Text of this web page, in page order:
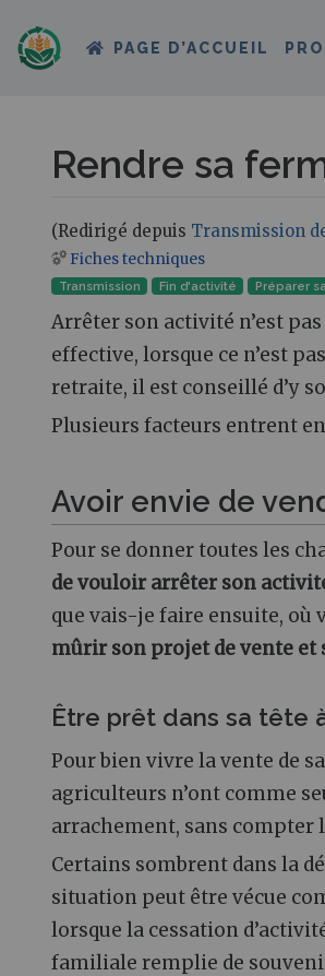
PAGE D’ACCUEIL
Rendre sa
(Redirigé depuis Transmission
Aller à :navigation
Fiches techniques
Transmission Fin d'activité Préparer
Arrêter son activité n’est
effective, lorsque ce n’est
retraite, il est conseillé d’y
Plusieurs facteurs entrent
Avoir envie de
Pour se donner toutes les
de vouloir arrêter son
que vais-je faire ensuite, où
mûrir son projet de vente
Être prêt dans sa tête
Pour bien vivre la vente de
agriculteurs n’ont comme
arrachement, sans compter
Certains sombrent dans la
situation peut être vécue
lorsque la cessation
familiale remplie de